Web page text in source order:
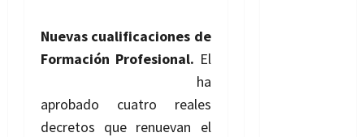
Nuevas cualificaciones de
Formación Profesional. El
ha
aprobado cuatro reales
decretos que renuevan el